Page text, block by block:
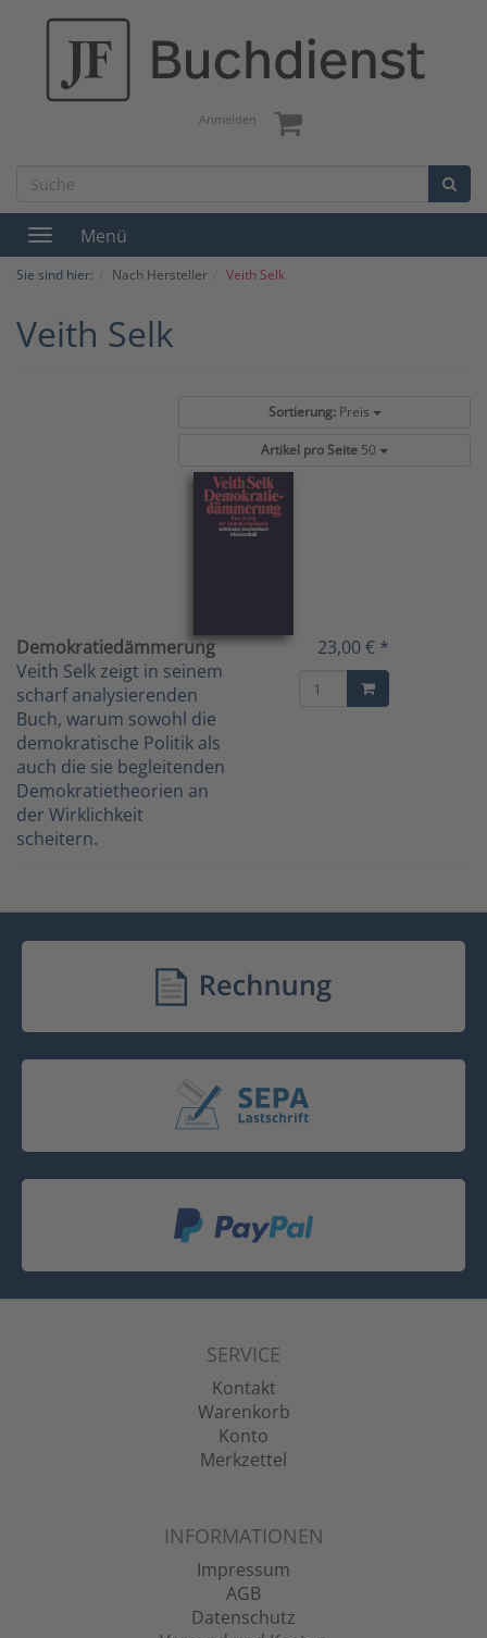
Anmelden
Toggle
navigation
Menü
Sie sind hier: Nach Hersteller Veith Selk
Veith Selk
Sortierung: Preis
Artikel pro Seite 50
Demokratiedämmerung
Veith Selk zeigt in seinem
scharf analysierenden
Buch, warum sowohl die
demokratische Politik als
auch die sie begleitenden
Demokratietheorien an
der Wirklichkeit
scheitern.
23,00 € *
SERVICE
Kontakt
Warenkorb
Konto
Merkzettel
INFORMATIONEN
Impressum
AGB
Datenschutz